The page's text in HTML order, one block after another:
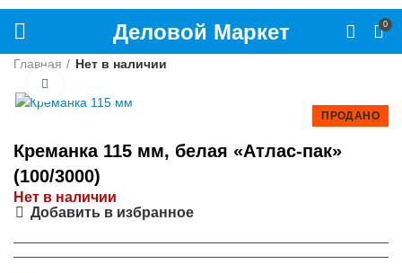
Деловой Маркет 0
Главная Нет в наличии
ПРОДАНО
Креманка 115 мм, белая «Атлас-пак»
(100/3000)
Нет в наличии
Добавить в избранное